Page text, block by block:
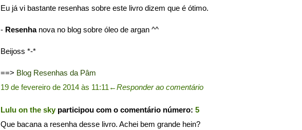
Eu já vi bastante resenhas sobre este livro dizem que é ótimo.
- Resenhanova no blog sobre óleo de argan ^^
Beijoss *-*
==> Blog Resenhas da Pâm
19 de fevereiro de 2014 às 11:11 ←Responder ao comentário
Lulu on the skyparticipou com o comentário número: 5
Que bacana a resenha desse livro. Achei bem grande hein?